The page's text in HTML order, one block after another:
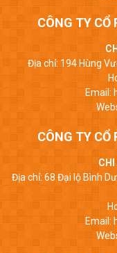
CÔNG TY CỔ
Địa chỉ: 194 Hùng
Email:
CÔNG TY CỔ
CHI
Địa chỉ: 68 Đại lộ Bình
Email: